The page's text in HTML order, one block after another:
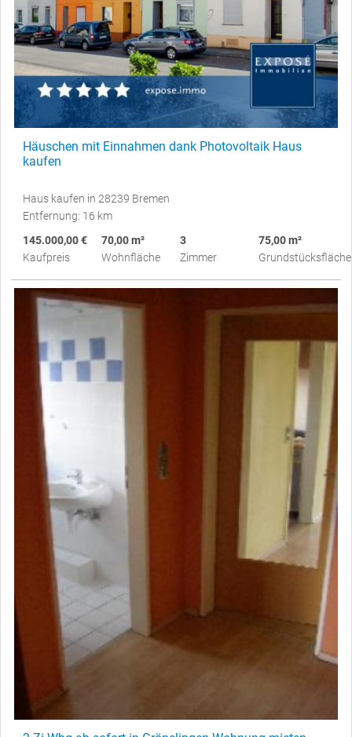
Häuschen mit Einnahmen dank Photovoltaik Haus
kaufen
Haus kaufen in 28239 Bremen
Entfernung: 16 km
145.000,00 €
Kaufpreis
70,00 m²
Wohnfläche
3
Zimmer
75,00 m²
Grundstücksfläche